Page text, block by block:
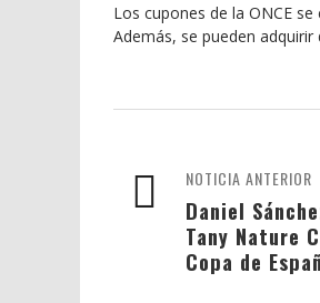
Los cupones de la ONCE
Además, se pueden adquirir
NOTICIA ANTERIOR
Daniel
Tany Nature
Copa de